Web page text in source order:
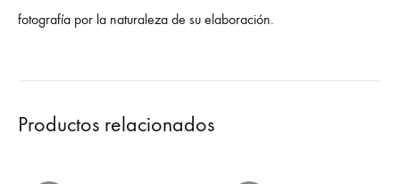
fotografía por la naturaleza de su elaboración.
Productos relacionados